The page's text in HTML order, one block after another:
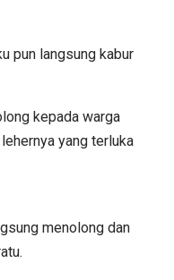
pun langsung kabur
kepada warga
yang terluka
menolong dan